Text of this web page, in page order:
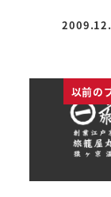
投稿日
以前の